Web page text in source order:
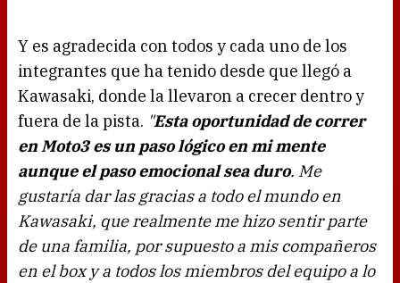
Y es agradecida con todos y cada uno de los
integrantes que ha tenido desde que llegó a
Kawasaki, donde la llevaron a crecer dentro y
fuera de la pista. "Esta oportunidad de correr
en Moto3 es un paso lógico en mi mente
aunque el paso emocional sea duro. Me
gustaría dar las gracias a todo el mundo en
Kawasaki, que realmente me hizo sentir parte
de una familia, por supuesto a mis compañeros
en el box y a todos los miembros del equipo a lo